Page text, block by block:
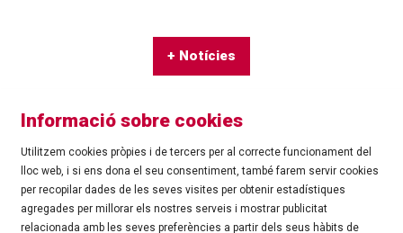
+ Notícies
©Ajuntament de Roses| C/ Tarragona, 81 | 17480 ROSES
Informació sobre cookies
Utilitzem cookies pròpies i de tercers per al correcte funcionament del
lloc web, i si ens dona el seu consentiment, també farem servir cookies
per recopilar dades de les seves visites per obtenir estadístiques
agregades per millorar els nostres serveis i mostrar publicitat
relacionada amb les seves preferències a partir dels seus hàbits de